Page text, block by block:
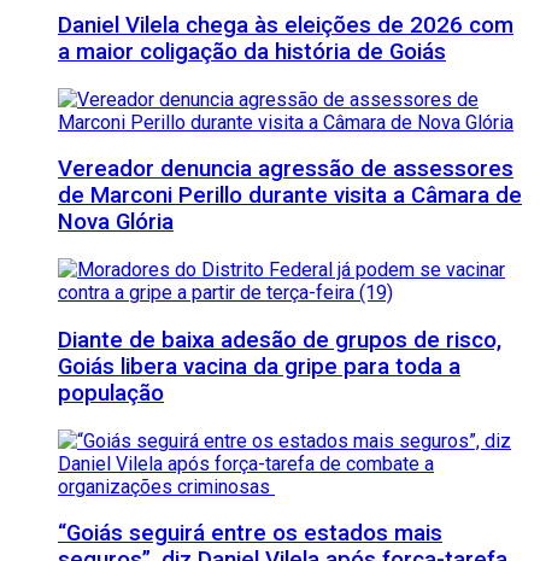
Daniel Vilela chega às eleições de 2026 com
a maior coligação da história de Goiás
Vereador denuncia agressão de assessores
de Marconi Perillo durante visita a Câmara de
Nova Glória
Diante de baixa adesão de grupos de risco,
Goiás libera vacina da gripe para toda a
população
“Goiás seguirá entre os estados mais